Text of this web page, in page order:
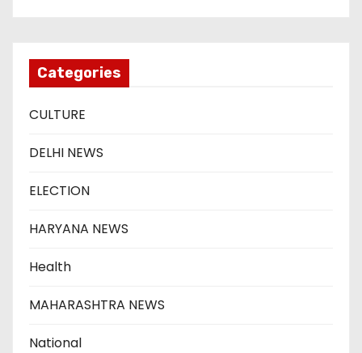
Categories
CULTURE
DELHI NEWS
ELECTION
HARYANA NEWS
Health
MAHARASHTRA NEWS
National